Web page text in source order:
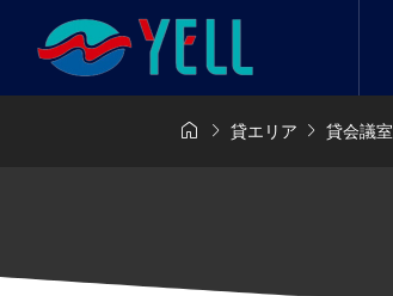
  貸エリア  貸会議室